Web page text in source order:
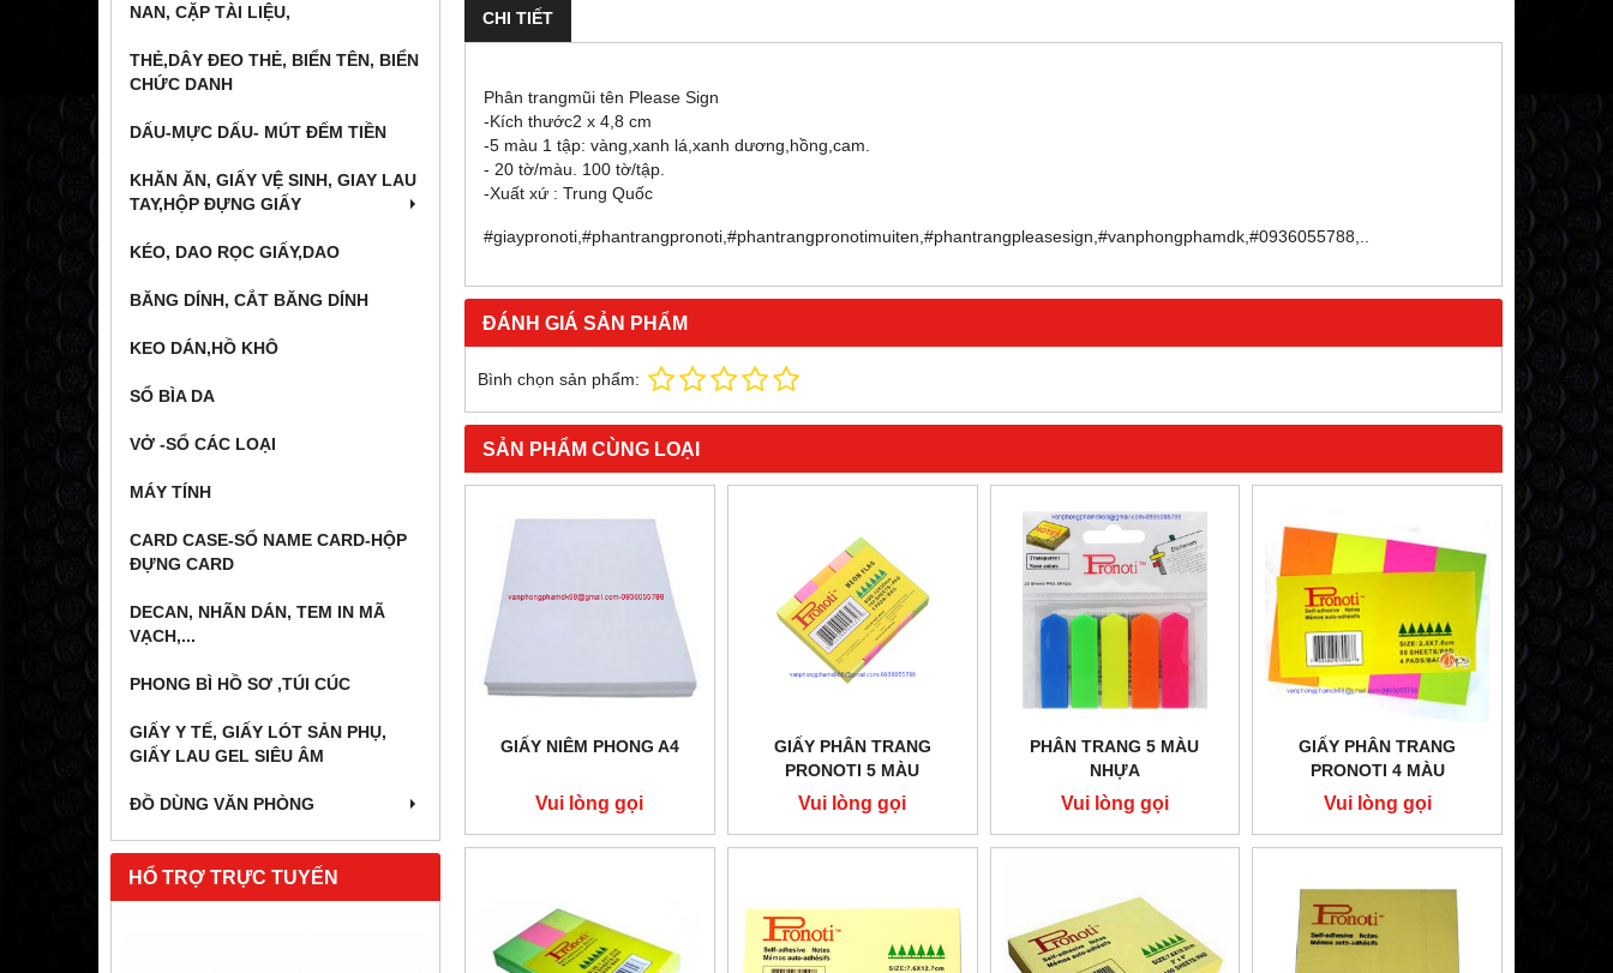
NAN, CẶP TÀI LIỆU,
THẺ,DÂY ĐEO THẺ, BIỂN TÊN, BIỂN
CHỨC DANH
DẤU-MỰC DẤU- MÚT ĐẾM TIỀN
KHĂN ĂN, GIẤY VỆ SINH, GIAY LAU
TAY,HỘP ĐỰNG GIẤY
KÉO, DAO RỌC GIẤY,DAO
BĂNG DÍNH, CẮT BĂNG DÍNH
KEO DÁN,HỒ KHÔ
SỔ BÌA DA
VỞ -SỔ CÁC LOẠI
MÁY TÍNH
CARD CASE-SỔ NAME CARD-HỘP
ĐỰNG CARD
DECAN, NHÃN DÁN, TEM IN MÃ
VẠCH,...
PHONG BÌ HỒ SƠ ,TÚI CÚC
GIẤY Y TẾ, GIẤY LÓT SẢN PHỤ,
GIẤY LAU GEL SIÊU ÂM
ĐỒ DÙNG VĂN PHÒNG
HỔ TRỢ TRỰC TUYẾN
CHI TIẾT
Phân trangmũi tên Please Sign
-Kích thước2 x 4,8 cm
-5 màu 1 tập: vàng,xanh lá,xanh dương,hồng,cam.
- 20 tờ/màu. 100 tờ/tập.
-Xuất xứ : Trung Quốc
#giaypronoti,#phantrangpronoti,#phantrangpronotimuiten,#phantrangpleasesign,#vanphongphamdk,#0936055788,..
ĐÁNH GIÁ SẢN PHẨM
Bình chọn sản phẩm:
SẢN PHẨM CÙNG LOẠI
GIẤY NIÊM PHONG A4
Vui lòng gọi
GIẤY PHÂN TRANG
PRONOTI 5 MÀU
Vui lòng gọi
PHÂN TRANG 5 MÀU
NHỰA
Vui lòng gọi
GIẤY PHÂN TRANG
PRONOTI 4 MÀU
Vui lòng gọi